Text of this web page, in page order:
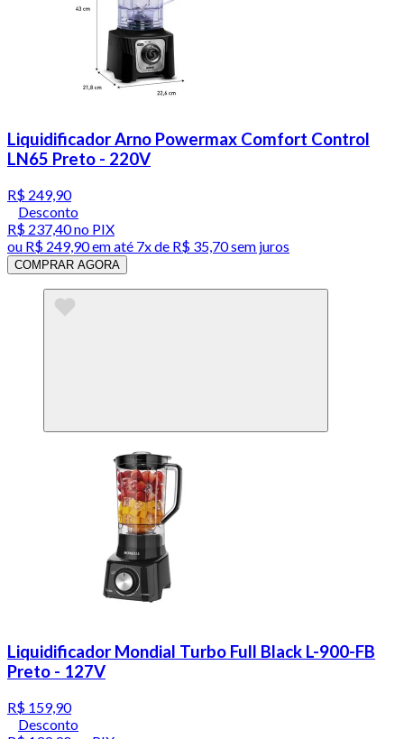
Liquidificador Arno Powermax Comfort Control
LN65 Preto - 220V
R$ 249,90
Desconto
R$ 237,40no PIX
ou R$ 249,90em até 7x de R$ 35,70 sem juros
COMPRAR AGORA
Liquidificador Mondial Turbo Full Black L-900-FB
Preto - 127V
R$ 159,90
Desconto